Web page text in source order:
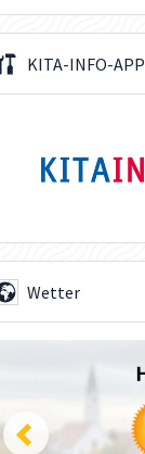
KITA-INFO-APP
Wetter